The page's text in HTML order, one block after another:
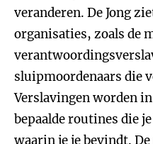
veranderen. De Jong
organisaties, zoals de
sluipmoordenaars die
Verslavingen worden
bepaalde routines die
waarin je je bevindt.